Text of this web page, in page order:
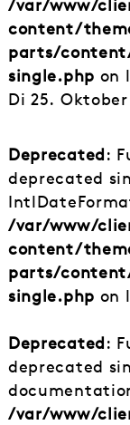
/var/www/
content/
parts/
single.php on
Di 25.
Deprecated:
deprecated
/var/www/
content/
parts/
single.php on
Deprecated:
deprecated
/var/www/